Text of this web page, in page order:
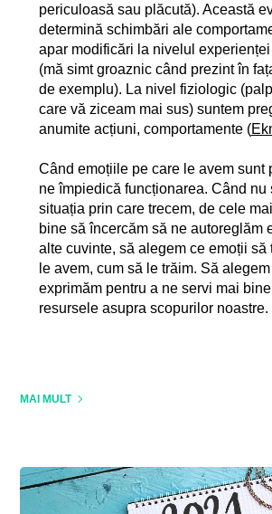
periculoasă sau plăcută). Această
determină schimbări ale
apar modificări la nivelul
(mă simt groaznic când prezint în
de exemplu). La nivel fiziologic
care vă ziceam mai sus) suntem
anumite acțiuni, comportamente (
Când emoțiile pe care le avem sunt
ne împiedică funcționarea. Când nu
situația prin care trecem, de cele
bine să încercăm să ne autoreglăm
alte cuvinte, să alegem ce emoții să
le avem, cum să le trăim. Să
exprimăm pentru a ne servi mai
resursele asupra scopurilor noastre.
MAI MULT